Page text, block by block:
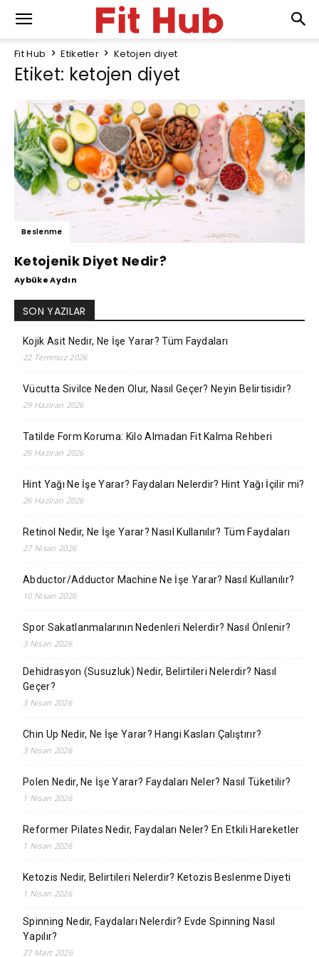
Fit Hub Etiketler Ketojen diyet
Etiket: ketojen diyet
Beslenme
Ketojenik Diyet Nedir?
Aybüke Aydın
SON YAZILAR
Kojik Asit Nedir, Ne İşe Yarar? Tüm Faydaları
22 Temmuz 2026
Vücutta Sivilce Neden Olur, Nasıl Geçer? Neyin Belirtisidir?
29 Haziran 2026
Tatilde Form Koruma: Kilo Almadan Fit Kalma Rehberi
26 Haziran 2026
Hint Yağı Ne İşe Yarar? Faydaları Nelerdir? Hint Yağı İçilir mi?
26 Haziran 2026
Retinol Nedir, Ne İşe Yarar? Nasıl Kullanılır? Tüm Faydaları
27 Nisan 2026
Abductor/Adductor Machine Ne İşe Yarar? Nasıl Kullanılır?
10 Nisan 2026
Spor Sakatlanmalarının Nedenleri Nelerdir? Nasıl Önlenir?
3 Nisan 2026
Dehidrasyon (Susuzluk) Nedir, Belirtileri Nelerdir? Nasıl
Geçer?
3 Nisan 2026
Chin Up Nedir, Ne İşe Yarar? Hangi Kasları Çalıştırır?
3 Nisan 2026
Polen Nedir, Ne İşe Yarar? Faydaları Neler? Nasıl Tüketilir?
1 Nisan 2026
Reformer Pilates Nedir, Faydaları Neler? En Etkili Hareketler
1 Nisan 2026
Ketozis Nedir, Belirtileri Nelerdir? Ketozis Beslenme Diyeti
1 Nisan 2026
Spinning Nedir, Faydaları Nelerdir? Evde Spinning Nasıl
Yapılır?
27 Mart 2026